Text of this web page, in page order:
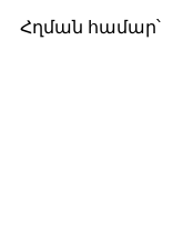
Հղման համար՝